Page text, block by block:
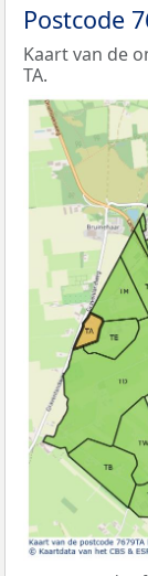
Postcode
Kaart van de
TA.